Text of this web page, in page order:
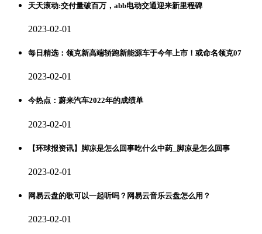
天天滚动:交付量破百万，abb电动交通迎来新里程碑
2023-02-01
每日精选：领克新高端轿跑新能源车于今年上市！或命名领克07
2023-02-01
今热点：蔚来汽车2022年的成绩单
2023-02-01
【环球报资讯】脚凉是怎么回事吃什么中药_脚凉是怎么回事
2023-02-01
网易云盘的歌可以一起听吗？网易云音乐云盘怎么用？
2023-02-01